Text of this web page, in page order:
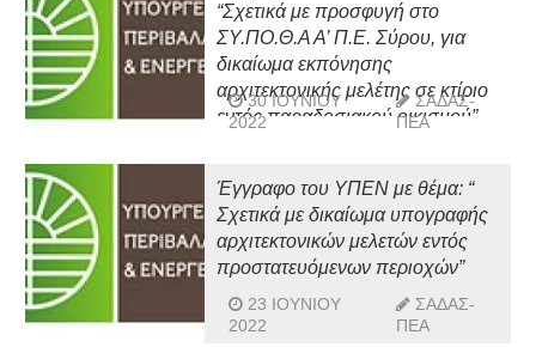
“Σχετικά με προσφυγή στο
ΣΥ.ΠΟ.Θ.Α Α’ Π.Ε. Σύρου, για
δικαίωμα εκπόνησης
αρχιτεκτονικής μελέτης σε κτίριο
εντός παραδοσιακού οικισμού”
30 ΙΟΥΝΊΟΥ
2022
ΣΑΔΑΣ-
ΠΕΑ
Έγγραφο του ΥΠΕΝ με θέμα: “
Σχετικά με δικαίωμα υπογραφής
αρχιτεκτονικών μελετών εντός
προστατευόμενων περιοχών”
23 ΙΟΥΝΊΟΥ
2022
ΣΑΔΑΣ-
ΠΕΑ